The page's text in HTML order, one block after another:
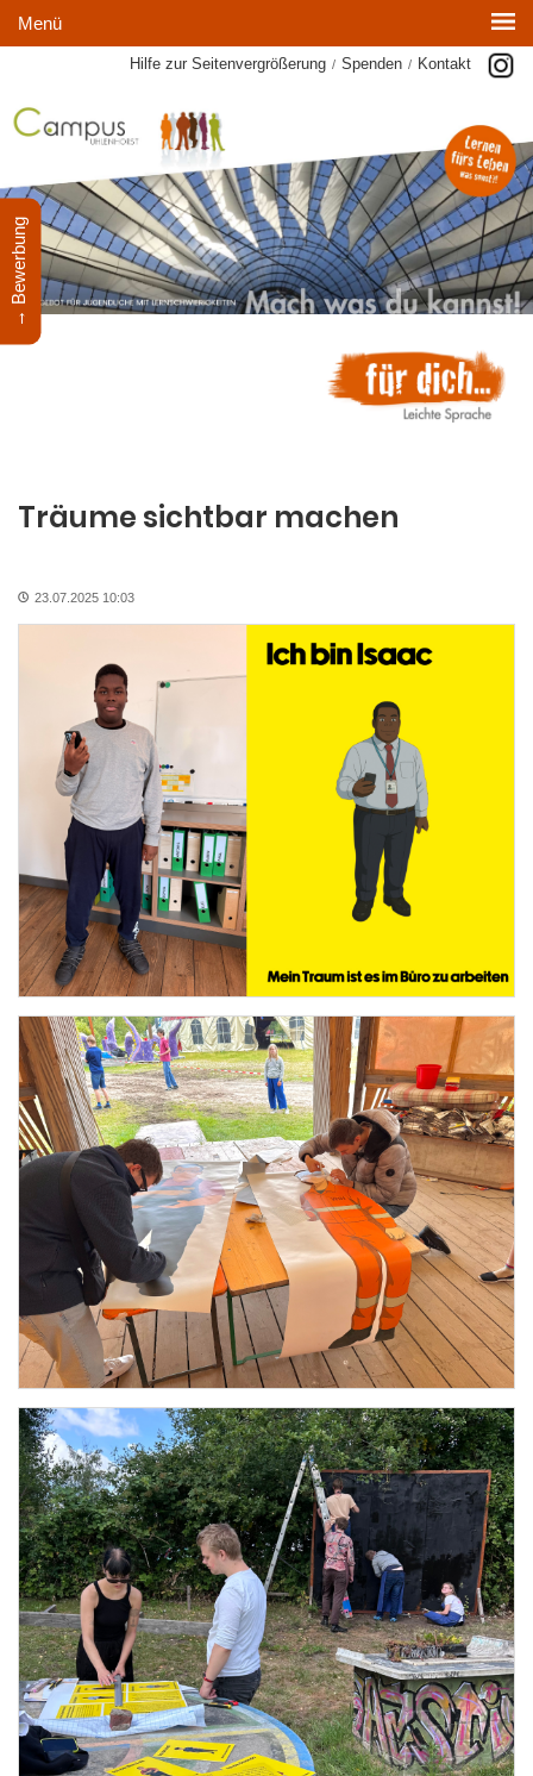
→ Bewerbung
Menü
Hilfe zur Seitenvergrößerung / Spenden / Kontakt
Träume sichtbar machen
23.07.2025 10:03